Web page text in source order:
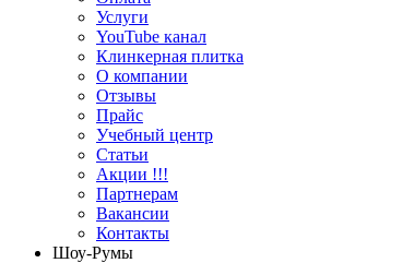
Услуги
YouTube канал
Клинкерная плитка
О компании
Отзывы
Прайс
Учебный центр
Статьи
Акции !!!
Партнерам
Вакансии
Контакты
Шоу-Румы